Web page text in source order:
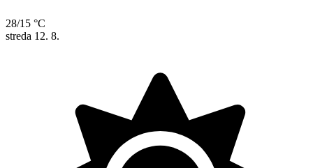
28/15 °C
streda 12. 8.